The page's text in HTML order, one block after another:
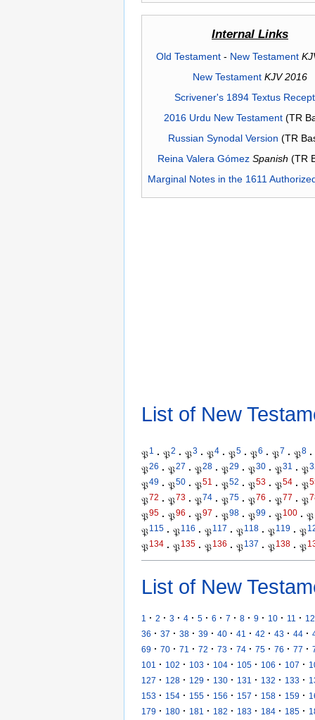
Internal Links
Old Testament- New Testament
New Testament KJV 2016
Scrivener's 1894 Textus
2016 Urdu New Testament(TR
Russian Synodal Version (TR
Reina Valera Gómez Spanish (TR
Marginal Notes in the 1611
List of New
𝔓1 · 𝔓2 · 𝔓3 · 𝔓4 · 𝔓5 · 𝔓6 · 𝔓7 · 𝔓8 ·
𝔓26 · 𝔓27 · 𝔓28 · 𝔓29 · 𝔓30 · 𝔓31 · 𝔓
𝔓49 · 𝔓50 · 𝔓51 · 𝔓52 · 𝔓53 · 𝔓54 · 𝔓
𝔓72 · 𝔓73 · 𝔓74 · 𝔓75 · 𝔓76 · 𝔓77 · 𝔓
𝔓95 · 𝔓96 · 𝔓97 · 𝔓98 · 𝔓99 · 𝔓100 · 𝔓
𝔓115 · 𝔓116 · 𝔓117 · 𝔓118 · 𝔓119 · 𝔓
𝔓134 · 𝔓135 · 𝔓136 · 𝔓137 · 𝔓138 · 𝔓
List of New
1 · 2 · 3 · 4 · 5 · 6 · 7 · 8 · 9 · 10 · 11 · 12
36 · 37 · 38 · 39 · 40 · 41 · 42 · 43 · 44 ·
69 · 70 · 71 · 72 · 73 · 74 · 75 · 76 · 77 ·
101
· 102 · 103 · 104 · 105 · 106 · 107 ·
127 · 128 · 129 · 130 · 131 · 132 · 133 ·
153 · 154 · 155 · 156 · 157 · 158 · 159 ·
179 · 180 · 181 · 182 · 183 · 184 · 185 ·